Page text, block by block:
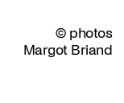
© photos
Margot Briand